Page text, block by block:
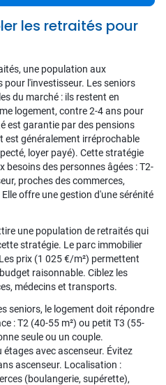
les retraités pour
une population aux
l'investisseur. Les seniors
du marché : ils restent en
logement, contre 2-4 ans pour
est garantie par des pensions
est généralement irréprochable
loyer payé). Cette stratégie
besoins des personnes âgées : T2-
proches des commerces,
offre une gestion d'une sérénité
une population de retraités qui
stratégie. Le parc immobilier
prix (1 025 €/m²) permettent
raisonnable. Ciblez les
médecins et transports.
seniors, le logement doit répondre
: T2 (40-55 m²) ou petit T3 (55-
seule ou un couple.
étages avec ascenseur. Évitez
ascenseur. Localisation :
(boulangerie, supérette),